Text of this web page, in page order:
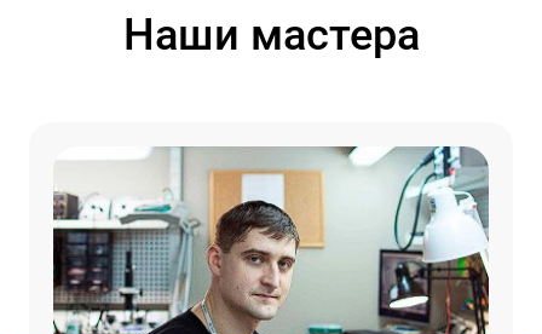
Наши мастера